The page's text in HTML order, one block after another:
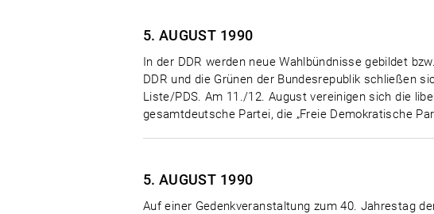
5. AUGUST 1990
In der DDR werden neue Wahlbündnisse gebildet
DDR und die Grünen der Bundesrepublik schließen
Liste/PDS. Am 11./12. August vereinigen sich die
gesamtdeutsche Partei, die „Freie Demokratische
5. AUGUST 1990
Auf einer Gedenkveranstaltung zum 40. Jahrestag